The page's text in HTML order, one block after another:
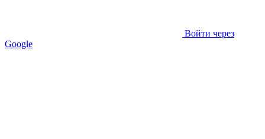
Войти через
Google